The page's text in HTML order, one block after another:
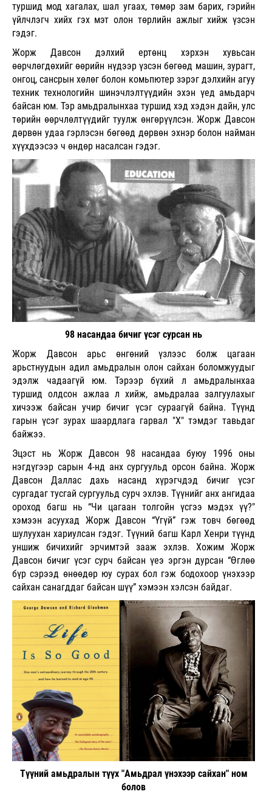
туршид мод хагалах, шал угаах, төмөр зам барих, гэрийн
үйлчлэгч хийх гэх мэт олон төрлийн ажлыг хийж үзсэн
гэдэг.
Жорж Давсон дэлхий ертөнц хэрхэн хувьсан
өөрчлөгдөхийг өөрийн нүдээр үзсэн бөгөөд машин, зурагт,
онгоц, сансрын хөлөг болон комьпютер зэрэг дэлхийн агуу
техник технологийн шинэчлэлтүүдийн эхэн үед амьдарч
байсан юм. Тэр амьдралынхаа туршид хэд хэдэн дайн, улс
төрийн өөрчлөлтүүдийг туулж өнгөрүүлсэн.Жорж Давсон
дөрвөн удаа гэрлэсэн бөгөөд дөрвөн эхнэрболон найман
хүүхдээсээ ч өндөр насалсан гэдэг.
98 насандаа бичиг үсэг сурсан нь
Жорж Давсон арьс өнгөний үзлээс болж цагаан
арьстнуудын адил амьдралын олон сайхан боломжуудыг
эдэлж чадаагүй юм.
Тэрээр бүхий л амьдралынхаа
туршид олдсон ажлаа л хийж, амьдралаа залгуулахыг
хичээж байсан учир бичиг үсэг сураагүй байна. Түүнд
гарын үсэг зурах шаардлага гарвал "Х" тэмдэг тавьдаг
байжээ.
Эцэст нь Жорж Давсон 98 насандаа буюу 1996 оны
нэгдүгээр сарын 4-нд анх сургуульд орсон байна. Жорж
Давсон Даллас дахь насанд хүрэгчдэд бичиг үсэг
сургадаг тусгай сургуульд сурч эхлэв. Түүнийг анх ангидаа
ороход багш нь “Чи цагаан толгойн үсгээ мэдэх үү?"
хэмээн асуухад Жорж Давсон “Үгүй” гэж товч бөгөөд
шулуухан хариулсан гэдэг. Түүний багш Карл Хенри түүнд
уншиж бичихийг эрчимтэй зааж эхлэв. Хожим Жорж
Давсон бичиг үсэг сурч байсан үеэ эргэн дурсан “Өглөө
бүр сэрээд өнөөдөр юу сурах бол гэж бодохоор үнэхээр
сайхан санагддаг байсан шүү” хэмээн хэлсэн байдаг.
Түүний амьдралын түүх "Амьдрал үнэхээр сайхан" ном
болов